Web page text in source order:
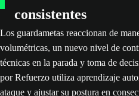
consistentes
Los guardametas reaccionan de
volumétricas, un nuevo nivel de
técnicas en la parada y toma de
por Refuerzo utiliza aprendizaje
ataque y ajustar su postura en